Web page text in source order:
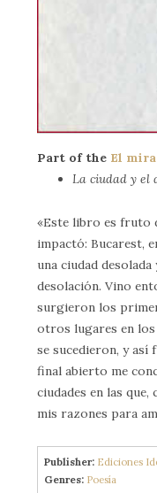
Part of the El
La ciudad y el
«Este libro es fruto
impactó: Bucarest,
una ciudad
desolación. Vino
surgieron los
otros lugares en los
se sucedieron, y así
final abierto me
ciudades en las
mis razones para
Publisher: Ediciones
Genres: Poesía